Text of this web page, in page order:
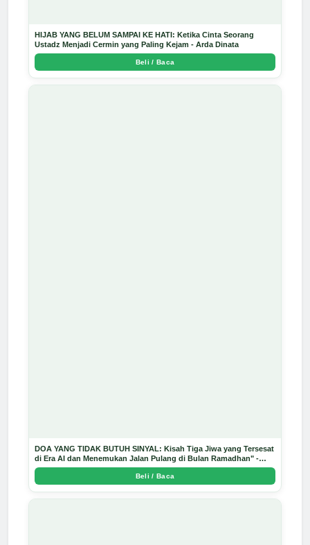
HIJAB YANG BELUM SAMPAI KE HATI: Ketika Cinta Seorang
Ustadz Menjadi Cermin yang Paling Kejam - Arda Dinata
Beli / Baca
DOA YANG TIDAK BUTUH SINYAL: Kisah Tiga Jiwa yang Tersesat
di Era AI dan Menemukan Jalan Pulang di Bulan Ramadhan" -
Arda Dinata
Beli / Baca